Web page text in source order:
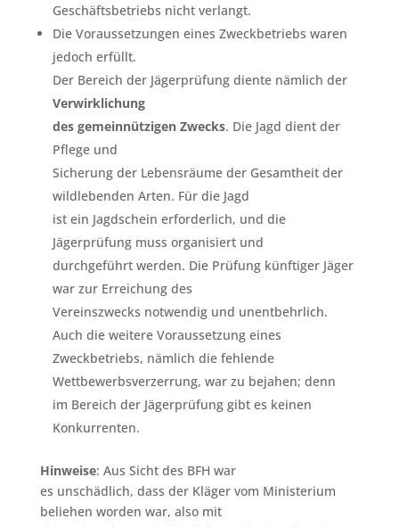
Geschäftsbetriebs nicht verlangt.
Die Voraussetzungen eines Zweckbetriebs waren
jedoch erfüllt.
Der Bereich der Jägerprüfung diente nämlich der
Verwirklichung
des gemeinnützigen Zwecks. Die Jagd dient der
Pflege und
Sicherung der Lebensräume der Gesamtheit der
wildlebenden Arten. Für die Jagd
ist ein Jagdschein erforderlich, und die
Jägerprüfung muss organisiert und
durchgeführt werden. Die Prüfung künftiger Jäger
war zur Erreichung des
Vereinszwecks notwendig und unentbehrlich.
Auch die weitere Voraussetzung eines
Zweckbetriebs, nämlich die fehlende
Wettbewerbsverzerrung, war zu bejahen; denn
im Bereich der Jägerprüfung gibt es keinen
Konkurrenten.
Hinweise: Aus Sicht des BFH war
es unschädlich, dass der Kläger vom Ministerium
beliehen worden war, also mit